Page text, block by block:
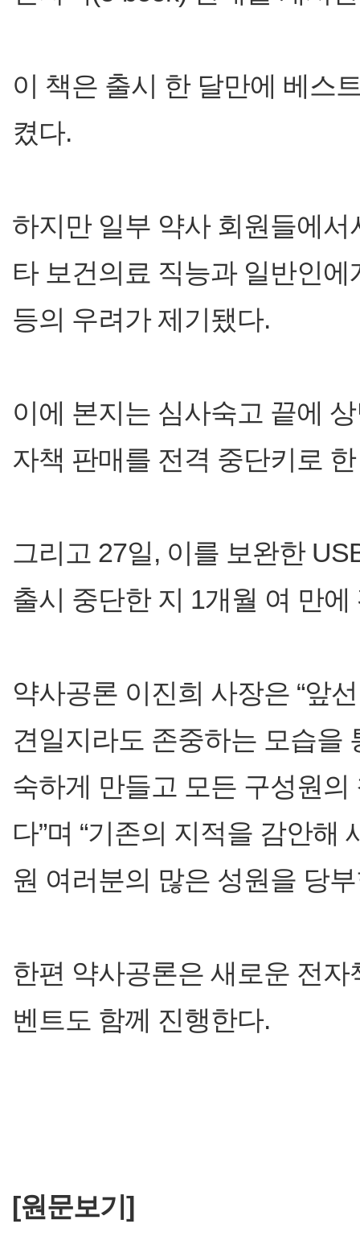
이 책은 출시 한 달만에 베스
켰다.
하지만 일부 약사 회원들에
타 보건의료 직능과 일반인
등의 우려가 제기됐다.
이에 본지는 심사숙고 끝에
자책 판매를 전격 중단키로
그리고 27일, 이를 보완한
출시 중단한 지 1개월 여 만
약사공론 이진희 사장은 “앞
견일지라도 존중하는 모습을
숙하게 만들고 모든 구성원의
다”며 “기존의 지적을 감안
원 여러분의 많은 성원을 당
한편 약사공론은 새로운 전
벤트도 함께 진행한다.
[원문보기]